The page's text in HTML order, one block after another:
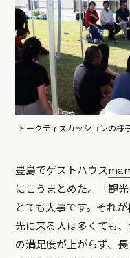
トークディスカッションの様
豊島でゲストハウス
にこうまとめた。「観
とても大事です。それ
光に来る人は多くても
の満足度が上がらず、